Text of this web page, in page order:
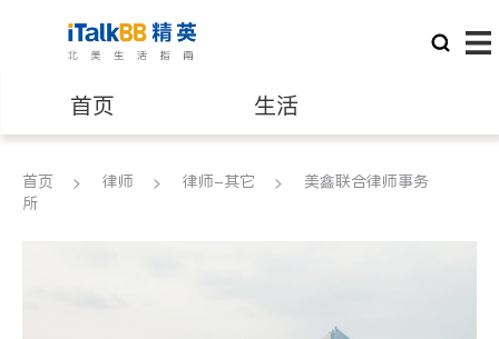
首页 生活
医生 律师
首页 律师 律师-其它
美鑫联合律师事务
所